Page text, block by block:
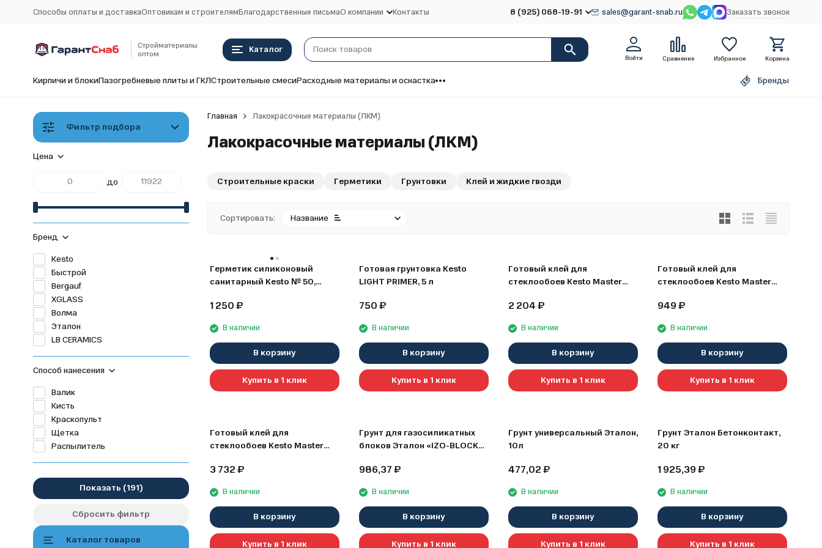
Способы оплаты и доставкаОптовикам и строителямБлагодарственные письмаО компании Контакты 8 (925) 068-19-91 sales@garant-snab.ru Заказать звонок
Стройматериалы
оптом
Каталог
Войти Сравнение Избранное Корзина
Кирпичи и блокиПазогребневые плиты и ГКЛСтроительные смесиРасходные материалы и оснастка Бренды
Главная Лакокрасочные материалы (ЛКМ)
Лакокрасочные материалы (ЛКМ)
Строительные краски Герметики Грунтовки Клей и жидкие гвозди
Сортировать: Название
Герметик силиконовый
санитарный Kesto № 50,
1 250₽
В наличии
В корзину
Купить в 1 клик
Готовая грунтовка Kesto
LIGHT PRIMER, 5 л
750₽
В наличии
В корзину
Купить в 1 клик
Готовый клей для
стеклообоев Kesto Master
2 204₽
В наличии
В корзину
Купить в 1 клик
Готовый клей для
стеклообоев Kesto Master
949₽
В наличии
В корзину
Купить в 1 клик
Готовый клей для
стеклообоев Kesto Master
3 732₽
В наличии
В корзину
Купить в 1 клик
Грунт для газосиликатных
блоков Эталон «IZO-BLOCK»,
986,37₽
В наличии
В корзину
Купить в 1 клик
Грунт универсальный Эталон,
10л
477,02₽
В наличии
В корзину
Купить в 1 клик
Грунт Эталон Бетонконтакт,
20 кг
1 925,39₽
В наличии
В корзину
Купить в 1 клик
Фильтр подбора
Цена
до
Бренд
Kesto
Быстрой
Bergauf
XGLASS
Волма
Эталон
LB CERAMICS
Способ нанесения
Валик
Кисть
Краскопульт
Щетка
Распылитель
Показать
Сбросить фильтр
Каталог товаров